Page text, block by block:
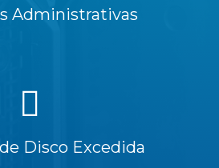
Administrativas
Disco Excedida